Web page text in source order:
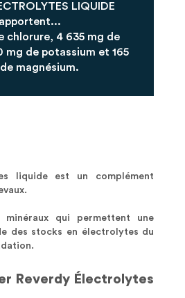
LIQUIDE
apportent...
chlorure, 4 635 mg de
mg de potassium et 165
magnésium.
liquide est un complément
minéraux qui permettent une
des stocks en électrolytes du
Reverdy Électrolytes